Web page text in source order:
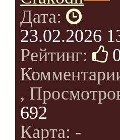
Дата:
23.02.2026
Рейтинг:
,
692
Карта: -